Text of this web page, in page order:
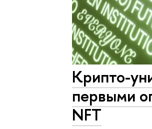
Крипто-
первыми
NFT